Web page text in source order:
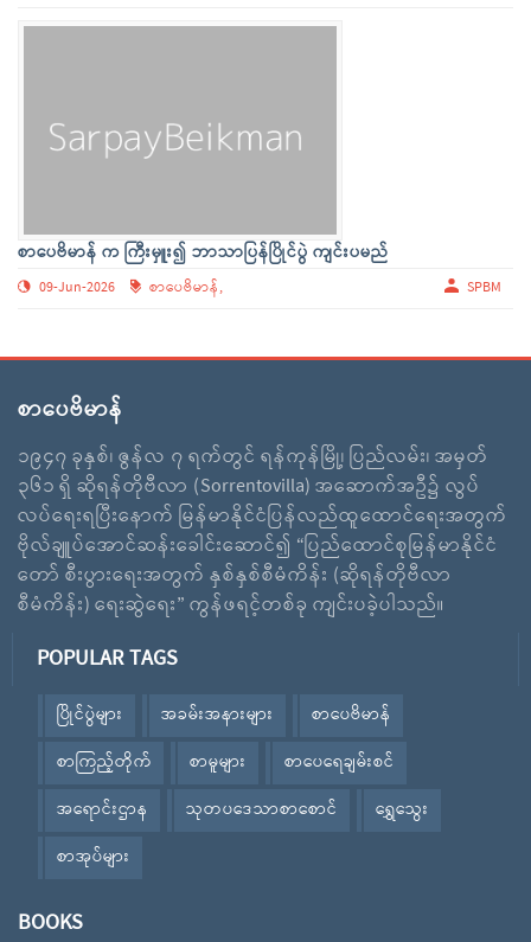
စာပေဗိမာန် က ကြီးမှူး၍ ဘာသာပြန်ပြိုင်ပွဲ ကျင်းပမည်
09-Jun-2026 စာပေဗိမာန်, SPBM
စာပေဗိမာန်
၁၉၄၇ ခုနှစ်၊ ဇွန်လ ၇ ရက်တွင် ရန်ကုန်မြို့၊ ပြည်လမ်း၊ အမှတ်
၃၆၁ ရှိ ဆိုရန်တိုဗီလာ (Sorrentovilla) အဆောက်အဦ၌ လွပ်
လပ်ရေးရပြီးနောက် မြန်မာနိုင်ငံပြန်လည်ထူထောင်ရေးအတွက်
ဗိုလ်ချူပ်အောင်ဆန်းခေါင်းဆောင်၍ “ပြည်ထောင်စုမြန်မာနိုင်ငံ
တော် စီးပွားရေးအတွက် နှစ်နှစ်စီမံကိန်း (ဆိုရန်တိုဗီလာ
စီမံကိန်း) ရေးဆွဲရေး” ကွန်ဖရင့်တစ်ခု ကျင်းပခဲ့ပါသည်။
POPULAR TAGS
ပြိုင်ပွဲများ အခမ်းအနားများ
စာပေဗိမာန်
စာကြည့်တိုက်
စာမူများ
စာပေရေချမ်းစင်
အရောင်းဌာန
သုတပဒေသာစာစောင်
ရွှေသွေး
စာအုပ်များ
BOOKS